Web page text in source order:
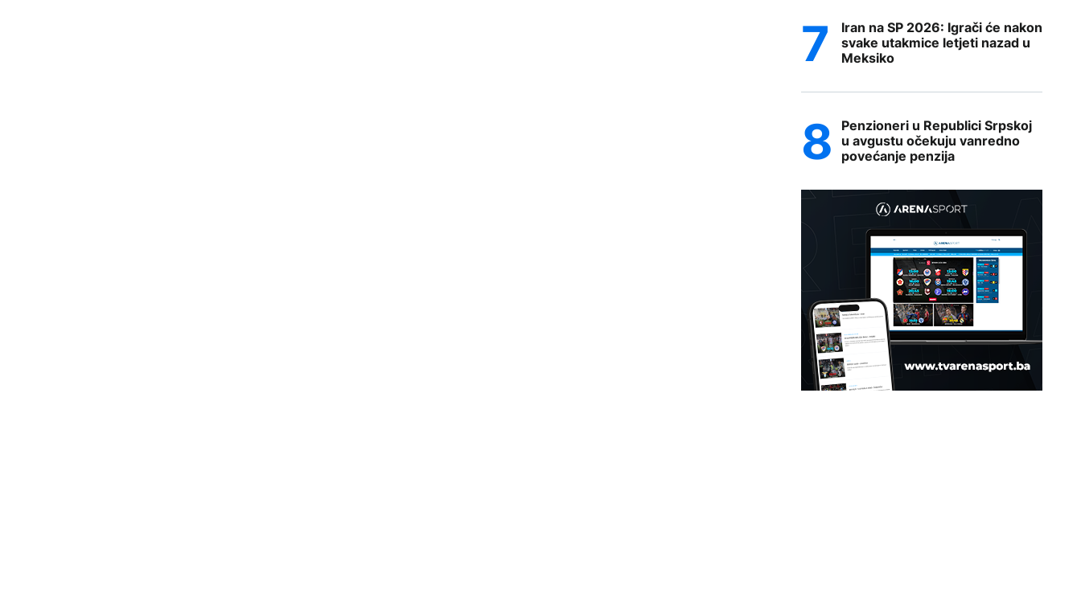
Iran na SP 2026: Igrači će nakon
svake utakmice letjeti nazad u
Meksiko
Penzioneri u Republici Srpskoj
u avgustu očekuju vanredno
povećanje penzija